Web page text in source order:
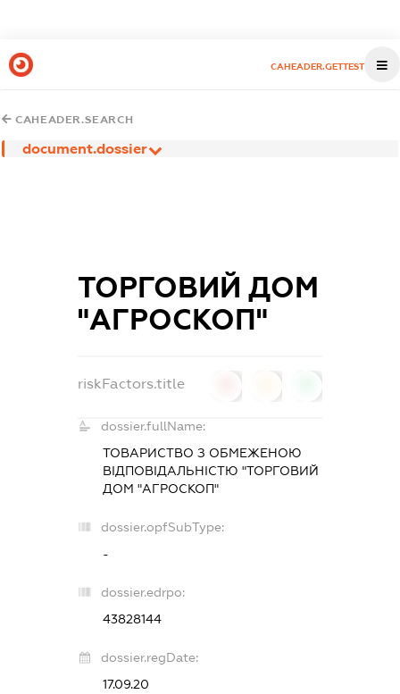
CAHEADER.GETTEST
CAHEADER.SEARCH
document.dossier
ТОРГОВИЙ ДОМ
"АГРОСКОП"
riskFactors.title
dossier.fullName:
ТОВАРИСТВО З ОБМЕЖЕНОЮ
ВІДПОВІДАЛЬНІСТЮ "ТОРГОВИЙ
ДОМ "АГРОСКОП"
dossier.opfSubType:
-
dossier.edrpo:
43828144
dossier.regDate:
17.09.20